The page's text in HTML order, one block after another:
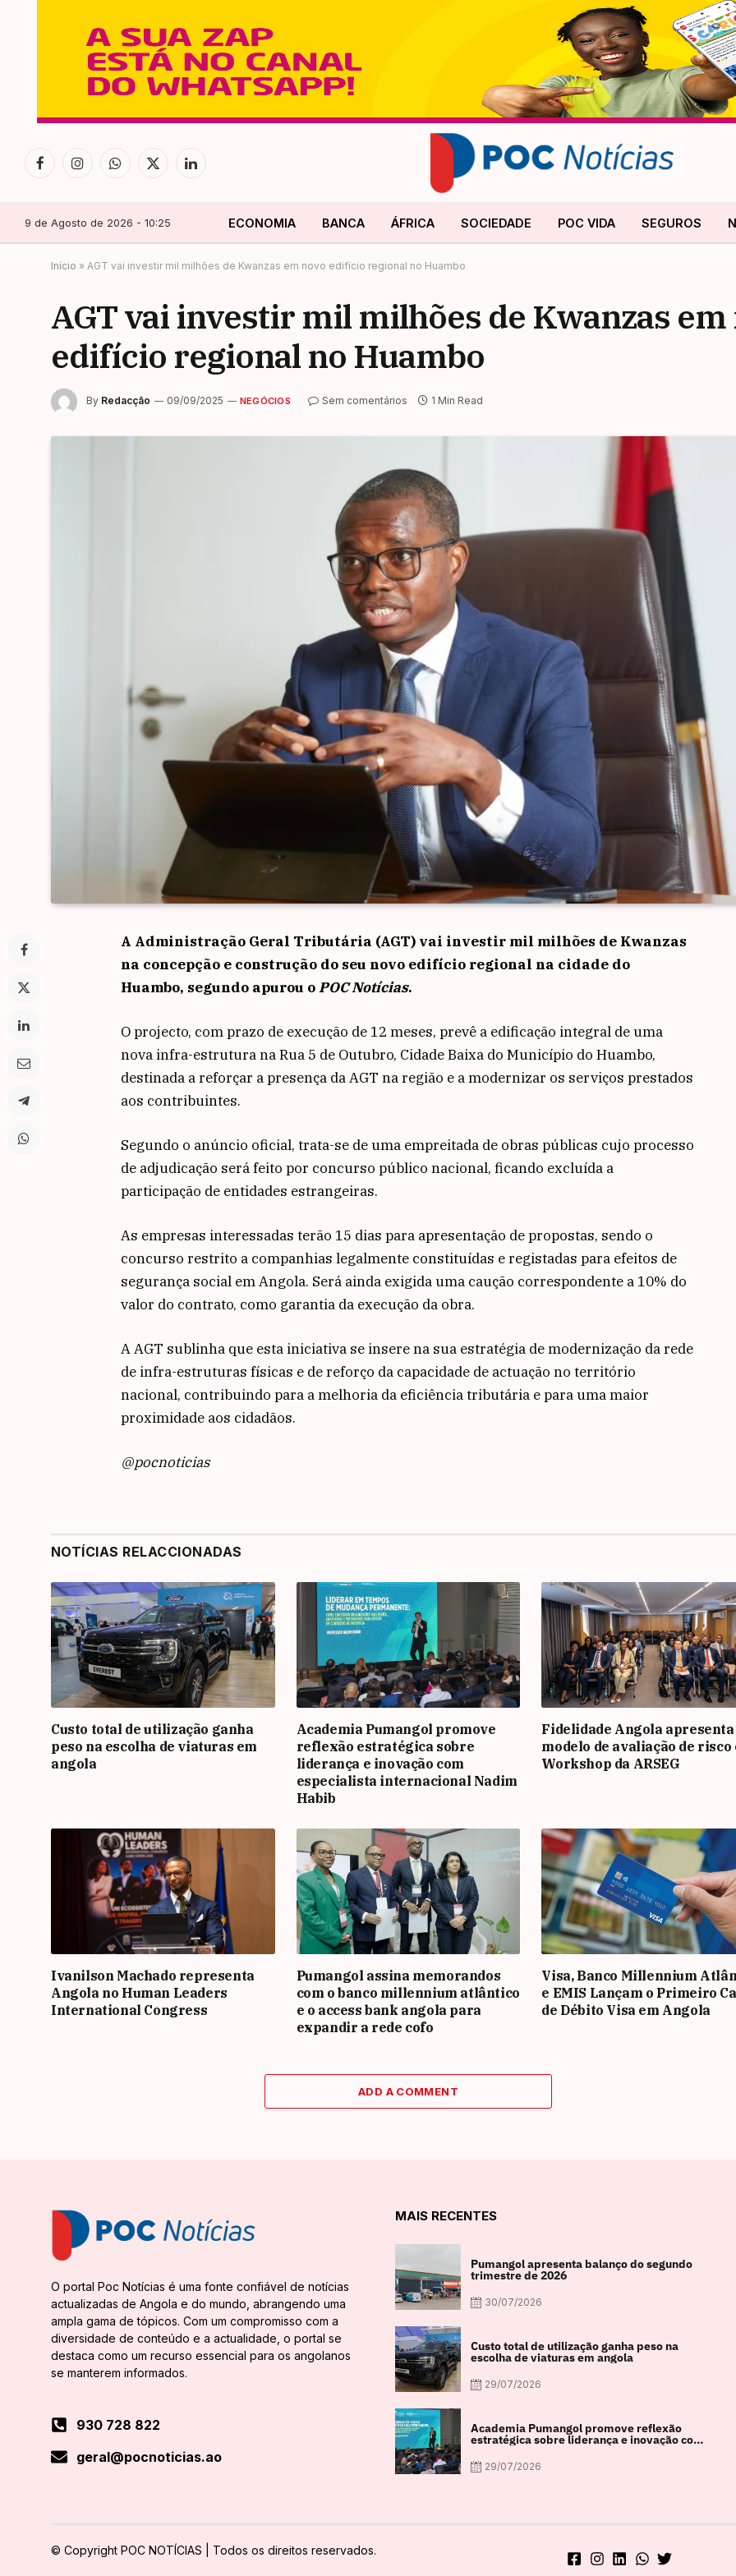
FacebookInstagramWhatsApp
X
LinkedIn
9 de Agosto de 2026 - 10:25 ECONOMIA BANCA ÁFRICA SOCIEDADE POC VIDA SEGUROS
Início » AGT vai investir mil milhões de Kwanzas em novo edifício regional no Huambo
AGT vai investir mil milhões de Kwanzas em
edifício regional no Huambo
By Redacção 09/09/2025 NEGÓCIOS Sem comentários 1 Min Read
A Administração Geral Tributária (AGT) vai investir mil milhões de Kwanzas
na concepção e construção do seu novo edifício regional na cidade do
Huambo, segundo apurou oPOC Notícias.
O projecto, com prazo de execução de 12 meses, prevê a edificação integral de uma
nova infra-estrutura na Rua 5 de Outubro, Cidade Baixa do Município do Huambo,
destinada a reforçar a presença da AGT na região e a modernizar os serviços prestados
aos contribuintes.
Segundo o anúncio oficial, trata-se de uma empreitada de obras públicas cujo processo
de adjudicação será feito por concurso público nacional, ficando excluída a
participação de entidades estrangeiras.
As empresas interessadas terão 15 dias para apresentação de propostas, sendo o
concurso restrito a companhias legalmente constituídas e registadas para efeitos de
segurança social em Angola. Será ainda exigida uma caução correspondente a 10% do
valor do contrato, como garantia da execução da obra.
A AGT sublinha que esta iniciativa se insere na sua estratégia de modernização da rede
de infra-estruturas físicas e de reforço da capacidade de actuação no território
nacional, contribuindo para a melhoria da eficiência tributária e para uma maior
proximidade aos cidadãos.
@pocnoticias
NOTÍCIAS RELACCIONADAS
Custo total de utilização ganha
peso na escolha de viaturas em
angola
Academia Pumangol promove
reflexão estratégica sobre
liderança e inovação com
especialista internacional Nadim
Habib
Fidelidade Angola apresenta
modelo de avaliação de risco
Workshop da ARSEG
Ivanilson Machado representa
Angola no Human Leaders
International Congress
Pumangol assina memorandos
com o banco millennium atlântico
e o access bank angola para
expandir a rede cofo
Visa, Banco Millennium
e EMIS Lançam o Primeiro
de Débito Visa em Angola
ADD A COMMENT
O portal Poc Notícias é uma fonte confiável de notícias
actualizadas de Angola e do mundo, abrangendo uma
ampla gama de tópicos. Com um compromisso com a
diversidade de conteúdo e a actualidade, o portal se
destaca como um recurso essencial para os angolanos
se manterem informados.
930 728 822
geral@pocnoticias.ao
MAIS RECENTES
Pumangol apresenta balanço do segundo
trimestre de 2026
30/07/2026
Custo total de utilização ganha peso na
escolha de viaturas em angola
29/07/2026
Academia Pumangol promove reflexão
estratégica sobre liderança e inovação com
29/07/2026
© Copyright POC NOTÍCIAS | Todos os direitos reservados.